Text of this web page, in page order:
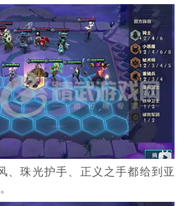
、珠光护手、正义之手都给到亚